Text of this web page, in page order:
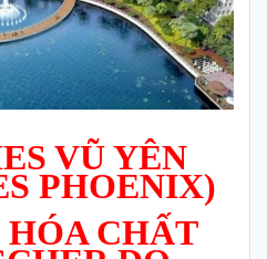
VŨ YÊN
PHOENIX)
HÓA CHẤT